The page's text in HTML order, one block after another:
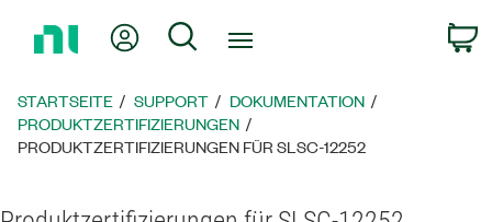
zur
Mein KontoSuche
STARTSEITE SUPPORT
DOKUMENTATION
PRODUKTZERTIFIZIERUNGEN
PRODUKTZERTIFIZIERUNGEN FÜR SLSC-12252